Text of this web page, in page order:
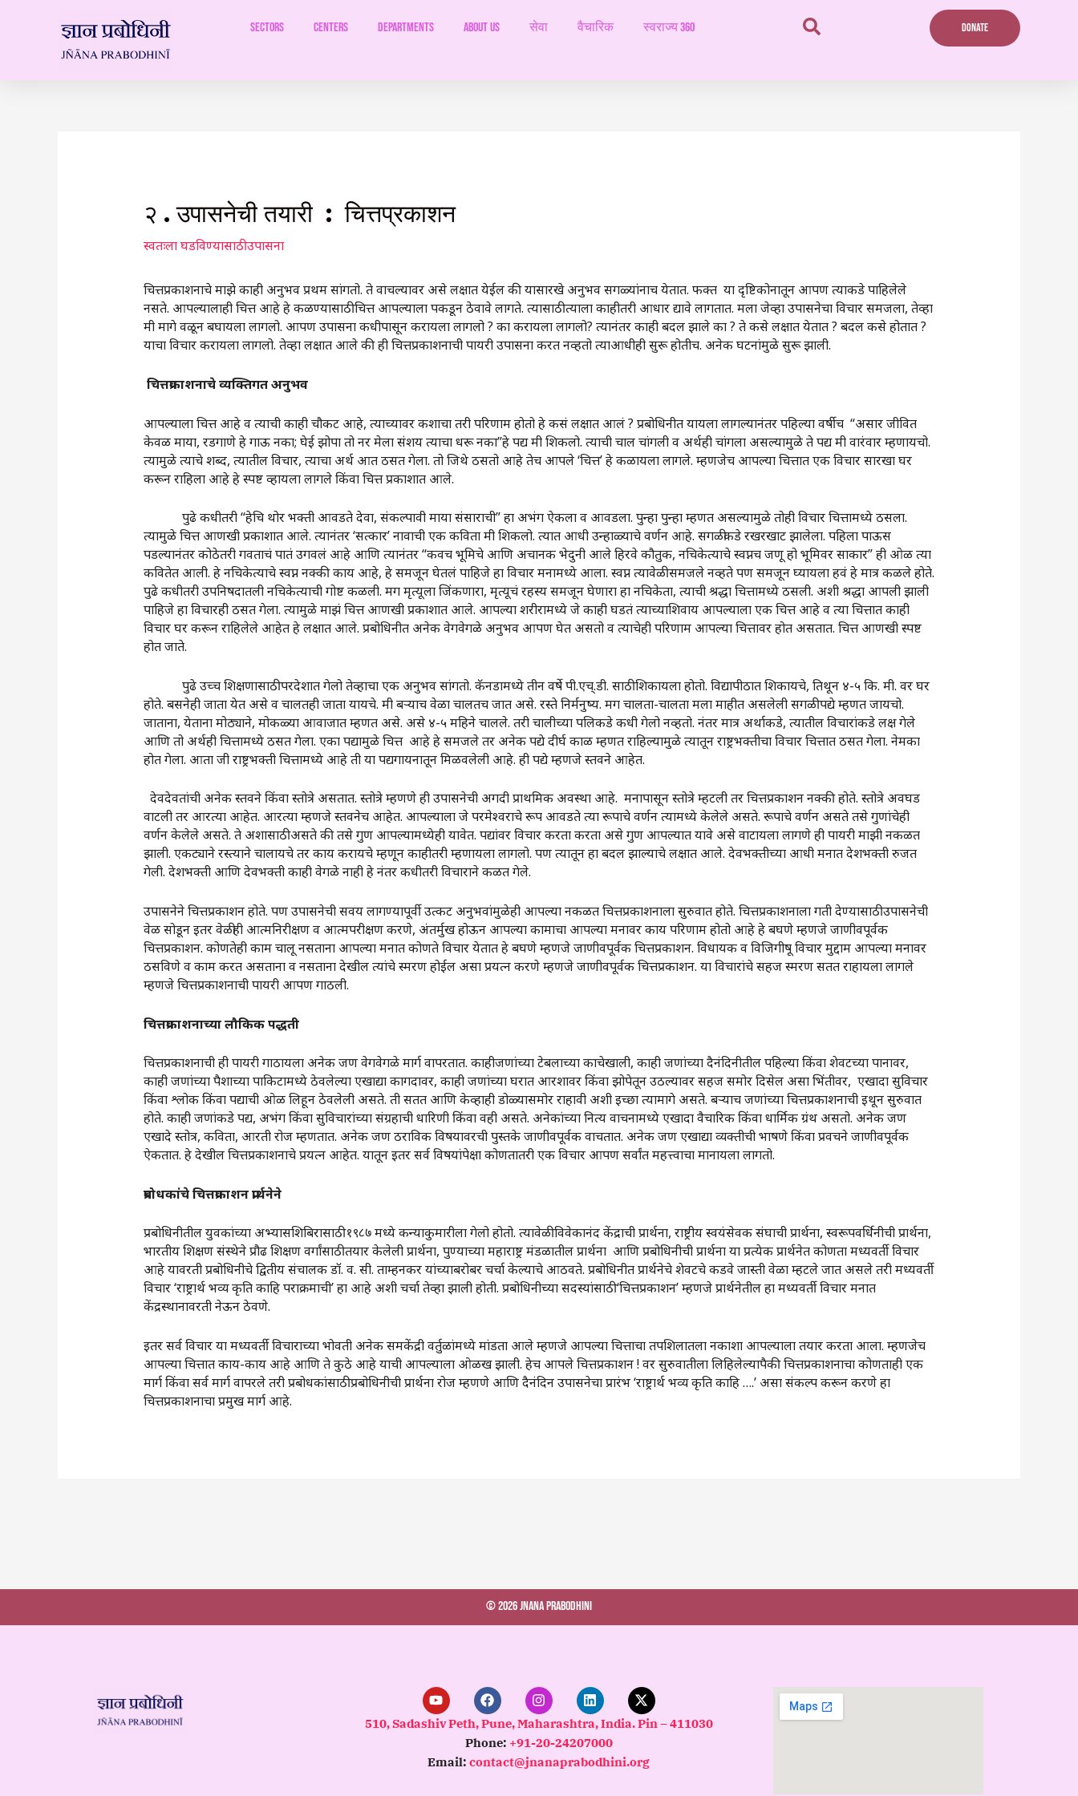
Sectors Centers Departments ABOUT US सेवा वैचारिक स्वराज्य 360 DONATE
२ . उपासनेची तयारी : चित्तप्रकाशन
स्वतःला घडविण्यासाठी उपासना
चित्तप्रकाशनाचे माझे काही अनुभव प्रथम सांगतो. ते वाचल्यावर असे लक्षात येईल की यासारखे अनुभव सगळ्यांनाच येतात. फक्त या दृष्टिकोनातून आपण त्याकडे पाहिलेले
नसते. आपल्यालाही चित्त आहे हे कळण्यासाठी चित्त आपल्याला पकडून ठेवावे लागते. त्यासाठी त्याला काहीतरी आधार द्यावे लागतात. मला जेव्हा उपासनेचा विचार समजला, तेव्हा
मी मागे वळून बघायला लागलो. आपण उपासना कधीपासून करायला लागलो ? का करायला लागलो? त्यानंतर काही बदल झाले का ? ते कसे लक्षात येतात ? बदल कसे होतात ?
याचा विचार करायला लागलो. तेव्हा लक्षात आले की ही चित्तप्रकाशनाची पायरी उपासना करत नव्हतो त्याआधीही सुरू होतीच. अनेक घटनांमुळे सुरू झाली.
चित्तप्रकाशनाचे व्यक्तिगत अनुभव
आपल्याला चित्त आहे व त्याची काही चौकट आहे, त्याच्यावर कशाचा तरी परिणाम होतो हे कसं लक्षात आलं ? प्रबोधिनीत यायला लागल्यानंतर पहिल्या वर्षीच “असार जीवित
केवळ माया, रडगाणे हे गाऊ नका; घेई झोपा तो नर मेला संशय त्याचा धरू नका”हे पद्य मी शिकलो. त्याची चाल चांगली व अर्थही चांगला असल्यामुळे ते पद्य मी वारंवार म्हणायचो.
त्यामुळे त्याचे शब्द, त्यातील विचार, त्याचा अर्थ आत ठसत गेला. तो जिथे ठसतो आहे तेच आपले ‌‘चित्त‌’ हे कळायला लागले. म्हणजेच आपल्या चित्तात एक विचार सारखा घर
करून राहिला आहे हे स्पष्ट व्हायला लागले किंवा चित्त प्रकाशात आले.
पुढे कधीतरी “हेचि थोर भक्ती आवडते देवा, संकल्पावी माया संसाराची” हा अभंग ऐकला व आवडला. पुन्हा पुन्हा म्हणत असल्यामुळे तोही विचार चित्तामध्ये ठसला.
त्यामुळे चित्त आणखी प्रकाशात आले. त्यानंतर ‌‘सत्कार‌’ नावाची एक कविता मी शिकलो. त्यात आधी उन्हाळ्याचे वर्णन आहे. सगळीकडे रखरखाट झालेला. पहिला पाऊस
पडल्यानंतर कोठेतरी गवताचं पातं उगवलं आहे आणि त्यानंतर “कवच भूमिचे आणि अचानक भेदुनी आले हिरवे कौतुक, नचिकेत्याचे स्वप्नच जणू हो भूमिवर साकार” ही ओळ त्या
कवितेत आली. हे नचिकेत्याचे स्वप्न नक्की काय आहे, हे समजून घेतलं पाहिजे हा विचार मनामध्ये आला. स्वप्न त्यावेळी समजले नव्हते पण समजून घ्यायला हवं हे मात्र कळले होते.
पुढे कधीतरी उपनिषदातली नचिकेत्याची गोष्ट कळली. मग मृत्यूला जिंकणारा, मृत्यूचं रहस्य समजून घेणारा हा नचिकेता, त्याची श्रद्धा चित्तामध्ये ठसली. अशी श्रद्धा आपली झाली
पाहिजे हा विचारही ठसत गेला. त्यामुळे माझं चित्त आणखी प्रकाशात आले. आपल्या शरीरामध्ये जे काही घडतं त्याच्याशिवाय आपल्याला एक चित्त आहे व त्या चित्तात काही
विचार घर करून राहिलेले आहेत हे लक्षात आले. प्रबोधिनीत अनेक वेगवेगळे अनुभव आपण घेत असतो व त्याचेही परिणाम आपल्या चित्तावर होत असतात. चित्त आणखी स्पष्ट
होत जाते.
पुढे उच्च शिक्षणासाठी परदेशात गेलो तेव्हाचा एक अनुभव सांगतो. कॅनडामध्ये तीन वर्षे पी.एच्‌‍.डी. साठी शिकायला होतो. विद्यापीठात शिकायचे, तिथून ४-५ कि. मी. वर घर
होते. बसनेही जाता येत असे व चालतही जाता यायचे. मी बऱ्याच वेळा चालतच जात असे. रस्ते निर्मनुष्य. मग चालता-चालता मला माहीत असलेली सगळी पद्ये म्हणत जायचो.
जाताना, येताना मोठ्याने, मोकळ्या आवाजात म्हणत असे. असे ४-५ महिने चालले. तरी चालीच्या पलिकडे कधी गेलो नव्हतो. नंतर मात्र अर्थाकडे, त्यातील विचारांकडे लक्ष गेले
आणि तो अर्थही चित्तामध्ये ठसत गेला. एका पद्यामुळे चित्त आहे हे समजले तर अनेक पद्ये दीर्घ काळ म्हणत राहिल्यामुळे त्यातून राष्ट्रभक्तीचा विचार चित्तात ठसत गेला. नेमका
होत गेला. आता जी राष्ट्रभक्ती चित्तामध्ये आहे ती या पद्यगायनातून मिळवलेली आहे. ही पद्ये म्हणजे स्तवने आहेत.
देवदेवतांची अनेक स्तवने किंवा स्तोत्रे असतात. स्तोत्रे म्हणणे ही उपासनेची अगदी प्राथमिक अवस्था आहे. मनापासून स्तोत्रे म्हटली तर चित्तप्रकाशन नक्की होते. स्तोत्रे अवघड
वाटली तर आरत्या आहेत. आरत्या म्हणजे स्तवनेच आहेत. आपल्याला जे परमेश्वराचे रूप आवडते त्या रूपाचे वर्णन त्यामध्ये केलेले असते. रूपाचे वर्णन असते तसे गुणांचेही
वर्णन केलेले असते. ते अशासाठी असते की तसे गुण आपल्यामध्येही यावेत. पद्यांवर विचार करता करता असे गुण आपल्यात यावे असे वाटायला लागणे ही पायरी माझी नकळत
झाली. एकट्याने रस्त्याने चालायचे तर काय करायचे म्हणून काहीतरी म्हणायला लागलो. पण त्यातून हा बदल झाल्याचे लक्षात आले. देवभक्तीच्या आधी मनात देशभक्ती रुजत
गेली. देशभक्ती आणि देवभक्ती काही वेगळे नाही हे नंतर कधीतरी विचाराने कळत गेले.
उपासनेने चित्तप्रकाशन होते. पण उपासनेची सवय लागण्यापूर्वी उत्कट अनुभवांमुळेही आपल्या नकळत चित्तप्रकाशनाला सुरुवात होते. चित्तप्रकाशनाला गती देण्यासाठी उपासनेची
वेळ सोडून इतर वेळीही आत्मनिरीक्षण व आत्मपरीक्षण करणे, अंतर्मुख होऊन आपल्या कामाचा आपल्या मनावर काय परिणाम होतो आहे हे बघणे म्हणजे जाणीवपूर्वक
चित्तप्रकाशन. कोणतेही काम चालू नसताना आपल्या मनात कोणते विचार येतात हे बघणे म्हणजे जाणीवपूर्वक चित्तप्रकाशन. विधायक व विजिगीषू विचार मुद्दाम आपल्या मनावर
ठसविणे व काम करत असताना व नसताना देखील त्यांचे स्मरण होईल असा प्रयत्न करणे म्हणजे जाणीवपूर्वक चित्तप्रकाशन. या विचारांचे सहज स्मरण सतत राहायला लागले
म्हणजे चित्तप्रकाशनाची पायरी आपण गाठली.
चित्तप्रकाशनाच्या लौकिक पद्धती
चित्तप्रकाशनाची ही पायरी गाठायला अनेक जण वेगवेगळे मार्ग वापरतात. काहीजणांच्या टेबलाच्या काचेखाली, काही जणांच्या दैनंदिनीतील पहिल्या किंवा शेवटच्या पानावर,
काही जणांच्या पैशाच्या पाकिटामध्ये ठेवलेल्या एखाद्या कागदावर, काही जणांच्या घरात आरशावर किंवा झोपेतून उठल्यावर सहज समोर दिसेल असा भिंतीवर, एखादा सुविचार
किंवा श्लोक किंवा पद्याची ओळ लिहून ठेवलेली असते. ती सतत आणि केव्हाही डोळ्यासमोर राहावी अशी इच्छा त्यामागे असते. बऱ्याच जणांच्या चित्तप्रकाशनाची इथून सुरुवात
होते. काही जणांकडे पद्य, अभंग किंवा सुविचारांच्या संग्रहाची धारिणी किंवा वही असते. अनेकांच्या नित्य वाचनामध्ये एखादा वैचारिक किंवा धार्मिक ग्रंथ असतो. अनेक जण
एखादे स्तोत्र, कविता, आरती रोज म्हणतात. अनेक जण ठराविक विषयावरची पुस्तके जाणीवपूर्वक वाचतात. अनेक जण एखाद्या व्यक्तीची भाषणे किंवा प्रवचने जाणीवपूर्वक
ऐकतात. हे देखील चित्तप्रकाशनाचे प्रयत्न आहेत. यातून इतर सर्व विषयांपेक्षा कोणतातरी एक विचार आपण सर्वांत महत्त्वाचा मानायला लागतो.
प्रबोधकांचे चित्तप्रकाशन प्रार्थनेने
प्रबोधिनीतील युवकांच्या अभ्यासशिबिरासाठी १९८७ मध्ये कन्याकुमारीला गेलो होतो. त्यावेळी विवेकानंद केंद्राची प्रार्थना, राष्ट्रीय स्वयंसेवक संघाची प्रार्थना, स्वरूपवर्धिनीची प्रार्थना,
भारतीय शिक्षण संस्थेने प्रौढ शिक्षण वर्गांसाठी तयार केलेली प्रार्थना, पुण्याच्या महाराष्ट्र मंडळातील प्रार्थना आणि प्रबोधिनीची प्रार्थना या प्रत्येक प्रार्थनेत कोणता मध्यवर्ती विचार
आहे यावरती प्रबोधिनीचे द्वितीय संचालक डॉ. व. सी. ताम्हनकर यांच्याबरोबर चर्चा केल्याचे आठवते. प्रबोधिनीत प्रार्थनेचे शेवटचे कडवे जास्ती वेळा म्हटले जात असले तरी मध्यवर्ती
विचार ‌‘राष्ट्रार्थ भव्य कृति काहि पराक्रमाची‌’ हा आहे अशी चर्चा तेव्हा झाली होती. प्रबोधिनीच्या सदस्यांसाठी ‌‘चित्तप्रकाशन‌’ म्हणजे प्रार्थनेतील हा मध्यवर्ती विचार मनात
केंद्रस्थानावरती नेऊन ठेवणे.
इतर सर्व विचार या मध्यवर्ती विचाराच्या भोवती अनेक समकेंद्री वर्तुळांमध्ये मांडता आले म्हणजे आपल्या चित्ताचा तपशिलातला नकाशा आपल्याला तयार करता आला. म्हणजेच
आपल्या चित्तात काय-काय आहे आणि ते कुठे आहे याची आपल्याला ओळख झाली. हेच आपले चित्तप्रकाशन ! वर सुरुवातीला लिहिलेल्यापैकी चित्तप्रकाशनाचा कोणताही एक
मार्ग किंवा सर्व मार्ग वापरले तरी प्रबोधकांसाठी प्रबोधिनीची प्रार्थना रोज म्हणणे आणि दैनंदिन उपासनेचा प्रारंभ ‌‘राष्ट्रार्थ भव्य कृति काहि ….‌’ असा संकल्प करून करणे हा
चित्तप्रकाशनाचा प्रमुख मार्ग आहे.
© 2026 Jnana Prabodhini
Y
o
u
t
b
F
a
c
e
b
o
I
n
s
t
a
g
L
i
n
k
e
d
X
-
t
w
t
t
510, Sadashiv Peth, Pune, Maharashtra, India. Pin – 411030
Phone: +91-20-24207000
Email:contact@jnanaprabodhini.org